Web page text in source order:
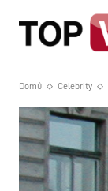
Domů Celebrity